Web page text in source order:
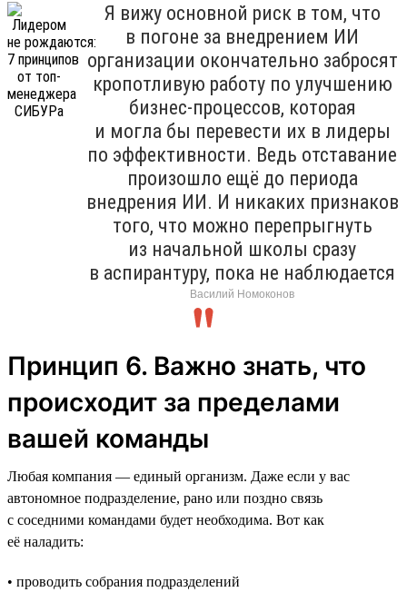
Я вижу основной риск в том, что
в погоне за внедрением ИИ
организации окончательно забросят
кропотливую работу по улучшению
бизнес-процессов, которая
и могла бы перевести их в лидеры
по эффективности. Ведь отставание
произошло ещё до периода
внедрения ИИ. И никаких признаков
того, что можно перепрыгнуть
из начальной школы сразу
в аспирантуру, пока не наблюдается
Василий Номоконов
Принцип 6. Важно знать, что
происходит за пределами
вашей команды
Любая компания — единый организм. Даже если у вас
автономное подразделение, рано или поздно связь
с соседними командами будет необходима. Вот как
её наладить:
• проводить собрания подразделений